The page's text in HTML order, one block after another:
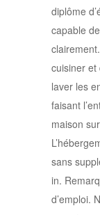
diplôme
capable
cuisiner et
laver les
faisant
maison
sans
in.
d’emploi.